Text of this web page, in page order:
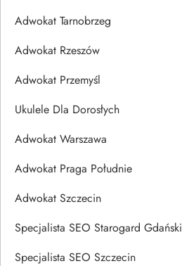
Adwokat Tarnobrzeg
Adwokat Rzeszów
Adwokat Przemyśl
Ukulele Dla Dorosłych
Adwokat Warszawa
Adwokat Praga Południe
Adwokat Szczecin
Specjalista SEO Starogard Gdański
Specjalista SEO Szczecin